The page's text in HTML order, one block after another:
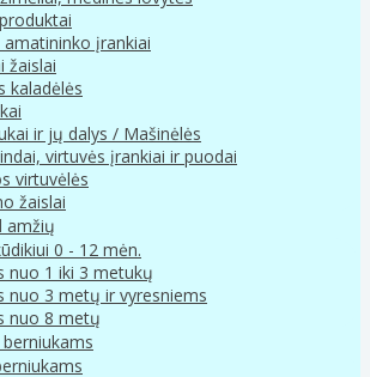
įrankiai
žaislai
kaladėlės
ir jų dalys / Mašinėlės
virtuvės įrankiai ir puodai
virtuvėlės
žaislai
amžių
0 - 12 mėn.
nuo 1 iki 3 metukų
nuo 3 metų ir vyresniems
nuo 8 metų